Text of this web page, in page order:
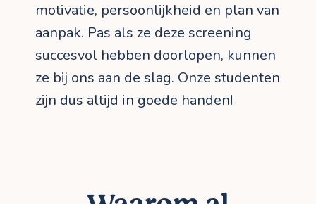
motivatie, persoonlijkheid en plan van
aanpak. Pas als ze deze screening
succesvol hebben doorlopen, kunnen
ze bij ons aan de slag. Onze studenten
zijn dus altijd in goede handen!